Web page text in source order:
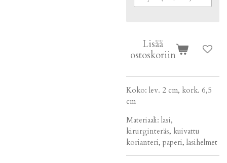
Lisää
ostoskoriin
Koko: lev. 2 cm, kork. 6,5
cm
Materiaali: lasi,
kirurginteräs, kuivattu
korianteri, paperi, lasihelmet